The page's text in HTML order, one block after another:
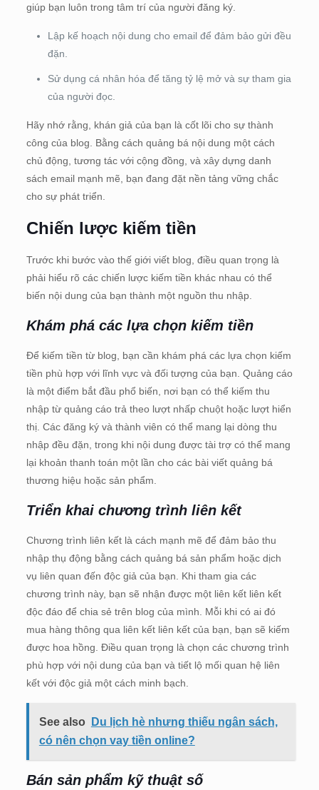
giúp bạn luôn trong tâm trí của người đăng ký.
Lập kế hoạch nội dung cho email để đảm bảo gửi đều
đặn.
Sử dụng cá nhân hóa để tăng tỷ lệ mở và sự tham gia
của người đọc.
Hãy nhớ rằng, khán giả của bạn là cốt lõi cho sự thành
công của blog. Bằng cách quảng bá nội dung một cách
chủ động, tương tác với cộng đồng, và xây dựng danh
sách email mạnh mẽ, bạn đang đặt nền tảng vững chắc
cho sự phát triển.
Chiến lược kiếm tiền
Trước khi bước vào thế giới viết blog, điều quan trọng là
phải hiểu rõ các chiến lược kiếm tiền khác nhau có thể
biến nội dung của bạn thành một nguồn thu nhập.
Khám phá các lựa chọn kiếm tiền
Để kiếm tiền từ blog, bạn cần khám phá các lựa chọn kiếm
tiền phù hợp với lĩnh vực và đối tượng của bạn. Quảng cáo
là một điểm bắt đầu phổ biến, nơi bạn có thể kiếm thu
nhập từ quảng cáo trả theo lượt nhấp chuột hoặc lượt hiển
thị. Các đăng ký và thành viên có thể mang lại dòng thu
nhập đều đặn, trong khi nội dung được tài trợ có thể mang
lại khoản thanh toán một lần cho các bài viết quảng bá
thương hiệu hoặc sản phẩm.
Triển khai chương trình liên kết
Chương trình liên kết là cách mạnh mẽ để đảm bảo thu
nhập thụ động bằng cách quảng bá sản phẩm hoặc dịch
vụ liên quan đến độc giả của bạn. Khi tham gia các
chương trình này, bạn sẽ nhận được một liên kết liên kết
độc đáo để chia sẻ trên blog của mình. Mỗi khi có ai đó
mua hàng thông qua liên kết liên kết của bạn, bạn sẽ kiếm
được hoa hồng. Điều quan trọng là chọn các chương trình
phù hợp với nội dung của bạn và tiết lộ mối quan hệ liên
kết với độc giả một cách minh bạch.
See also
Du lịch hè nhưng thiếu ngân sách,
có nên chọn vay tiền online?
Bán sản phẩm kỹ thuật số